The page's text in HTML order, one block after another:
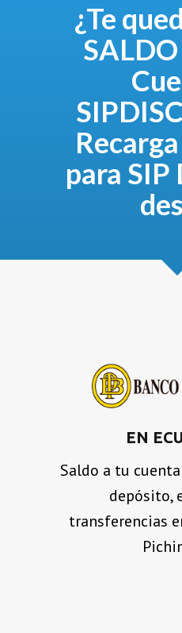
¿Te
para
EN
Saldo a tu
depósito,
transferencias